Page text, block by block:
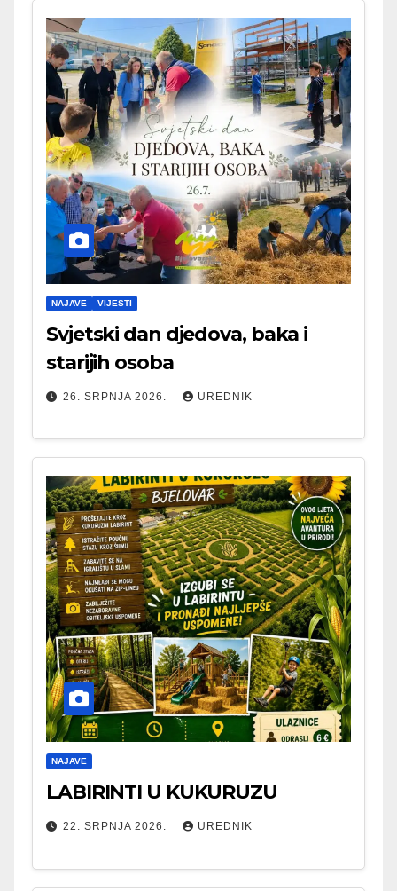
NAJAVE VIJESTI
Svjetski dan djedova, baka i
starijih osoba
26. SRPNJA 2026. UREDNIK
NAJAVE
LABIRINTI U KUKURUZU
22. SRPNJA 2026. UREDNIK